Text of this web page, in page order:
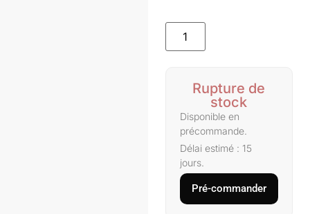
Rupture de
stock
Disponible en
précommande.
Délai estimé : 15
jours.
Pré-commander